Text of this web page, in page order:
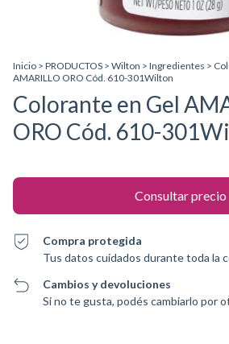
Inicio > PRODUCTOS > Wilton > Ingredientes >
AMARILLO ORO Cód. 610-301Wilton
Colorante en Gel
ORO Cód. 610-
Compra protegida
Tus datos cuidados durante toda la
Cambios y devoluciones
Si no te gusta, podés cambiarlo por